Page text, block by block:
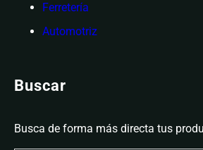
Ferretería
Automotriz
Buscar
Busca de forma más directa tus